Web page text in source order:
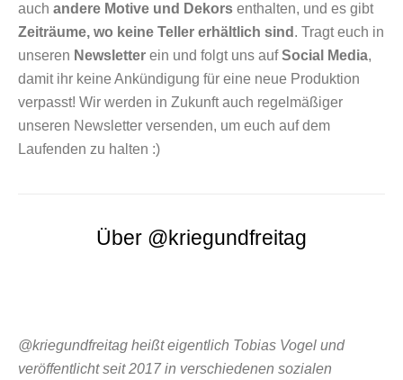
auch andere Motive und Dekors enthalten, und es gibt
Zeiträume, wo keine Teller erhältlich sind . Tragt euch in
unseren Newsletter ein und folgt uns aufSocial Media,
damit ihr keine Ankündigung für eine neue Produktion
verpasst! Wir werden in Zukunft auch regelmäßiger
unseren Newsletter versenden, um euch auf dem
Laufenden zu halten :)
Über @kriegundfreitag
@kriegundfreitag heißt eigentlich Tobias Vogel und
veröffentlicht seit 2017 in verschiedenen sozialen